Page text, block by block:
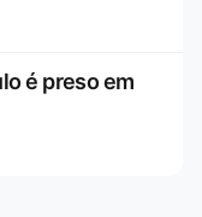
é preso em